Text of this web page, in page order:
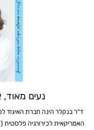
נעים
ד"ר בנקלר הינה חברת האיגוד
You are beautiful when you believe in yourself